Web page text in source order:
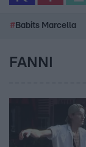
# Babits Marcella
FANNI